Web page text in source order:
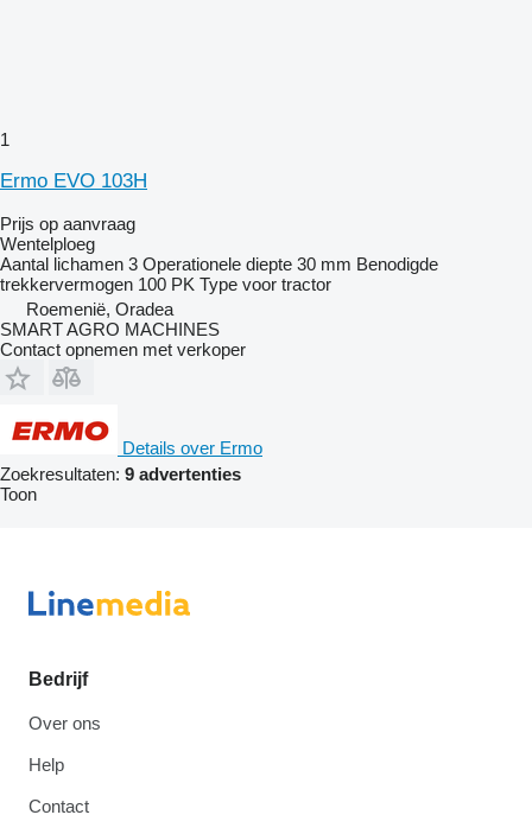
1
Ermo EVO 103H
Prijs op aanvraag
Wentelploeg
Aantal lichamen 3 Operationele diepte 30 mm Benodigde
trekkervermogen 100 PK Type voor tractor
Roemenië, Oradea
SMART AGRO MACHINES
Contact opnemen met verkoper
Details over Ermo
Zoekresultaten: 9 advertenties
Toon
Bedrijf
Over ons
Help
Contact